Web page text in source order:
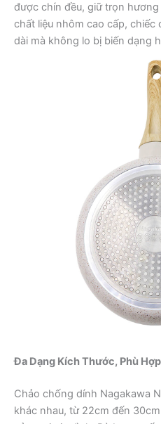
được chín đều, giữ trọn
chất liệu nhôm cao cấp, chiếc
dài mà không lo bị biến dạng
Đa Dạng Kích Thước, Phù
Chảo chống dính Nagakawa
khác nhau, từ 22cm đến